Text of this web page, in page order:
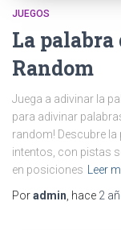
JUEGOS
La palabra
Random
Juega a adivinar la
para adivinar
random! Descubre
intentos, con pistas
en posiciones
Leer
Poradmin , hace 2